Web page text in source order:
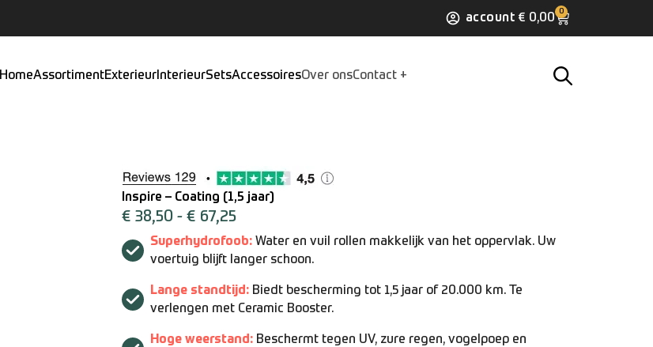
account € 0,00
0
HomeAssortimentExterieurInterieurSetsAccessoiresOver onsContact
Inspire – Coating (1,5 jaar)
€ 38,50 - € 67,25
Superhydrofoob: Water en vuil rollen makkelijk van het oppervlak. Uw
voertuig blijft langer schoon.
Lange standtijd: Biedt bescherming tot 1,5 jaar of 20.000 km. Te
verlengen met Ceramic Booster.
Hoge weerstand: Beschermt tegen UV, zure regen, vogelpoep en